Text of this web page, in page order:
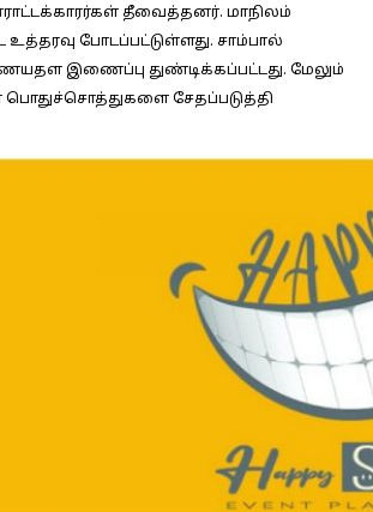
தீவைத்தனர். மாநிலம்
உத்தரவு போடப்பட்டுள்ளது. சாம்பால்
இணைப்பு துண்டிக்கப்பட்டது. மேலும்
பொதுச்சொத்துகளை சேதப்படுத்தி